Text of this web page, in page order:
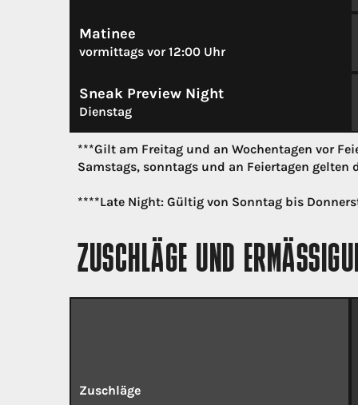
Matinee
vormittags vor 12:00 Uhr
Sneak Preview Night
Dienstag
***Gilt am Freitag und an Wochentagen vor
Samstags, sonntags und an Feiertagen gelten
****Late Night: Gültig von Sonntag bis
ZUSCHLÄGE UND
Zuschläge